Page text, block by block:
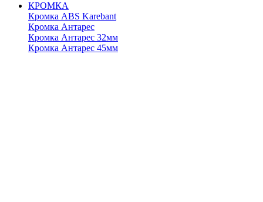
КРОМКА
Кромка ABS Karebant
Кромка Антарес
Кромка Антарес 32мм
Кромка Антарес 45мм